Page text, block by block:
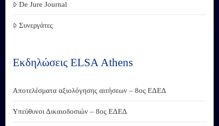
De Jure Journal
Συνεργάτες
Εκδηλώσεις ELSA Athens
Αποτελέσματα αξιολόγησης αιτήσεων – 8ος ΕΔΕΔ
Υπεύθυνοι Δικαιοδοσιών – 8ος ΕΔΕΔ